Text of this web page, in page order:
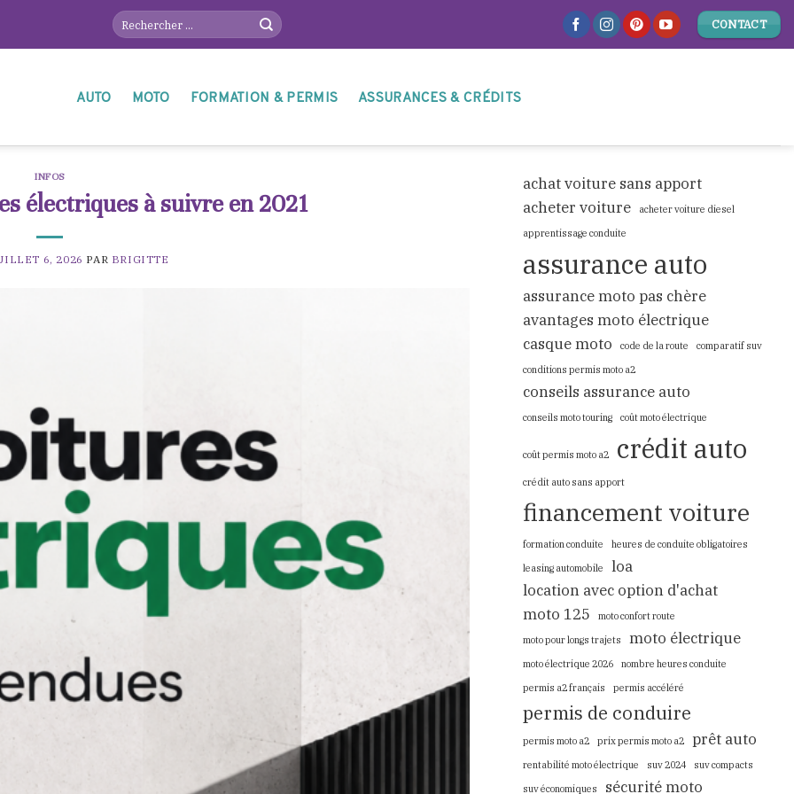
CONTACT
AUTO MOTO FORMATION & PERMIS ASSURANCES & CRÉDITS
INFOS
électriques à suivre en 2021
6, 2026 PAR BRIGITTE
achat voiture sans apport
acheter voiture
acheter voiture diesel
apprentissage conduite
assurance auto
assurance moto pas chère
avantages moto électrique
casque moto
code de la route
comparatif suv
conditions permis moto a2
conseils assurance auto
conseils moto touring coût moto électrique
coût permis moto a2 crédit auto
crédit auto sans apport
financement voiture
formation conduite
heures de conduite obligatoires
leasing automobile
loa
location avec option d'achat
moto 125
moto confort route
moto pour longs trajets
moto électrique
moto électrique 2026
nombre heures conduite
permis a2 français
permis accéléré
permis de conduire
permis moto a2 prix permis moto a2 prêt auto
rentabilité moto électrique suv 2024
suv compacts
suv économiques
sécurité moto